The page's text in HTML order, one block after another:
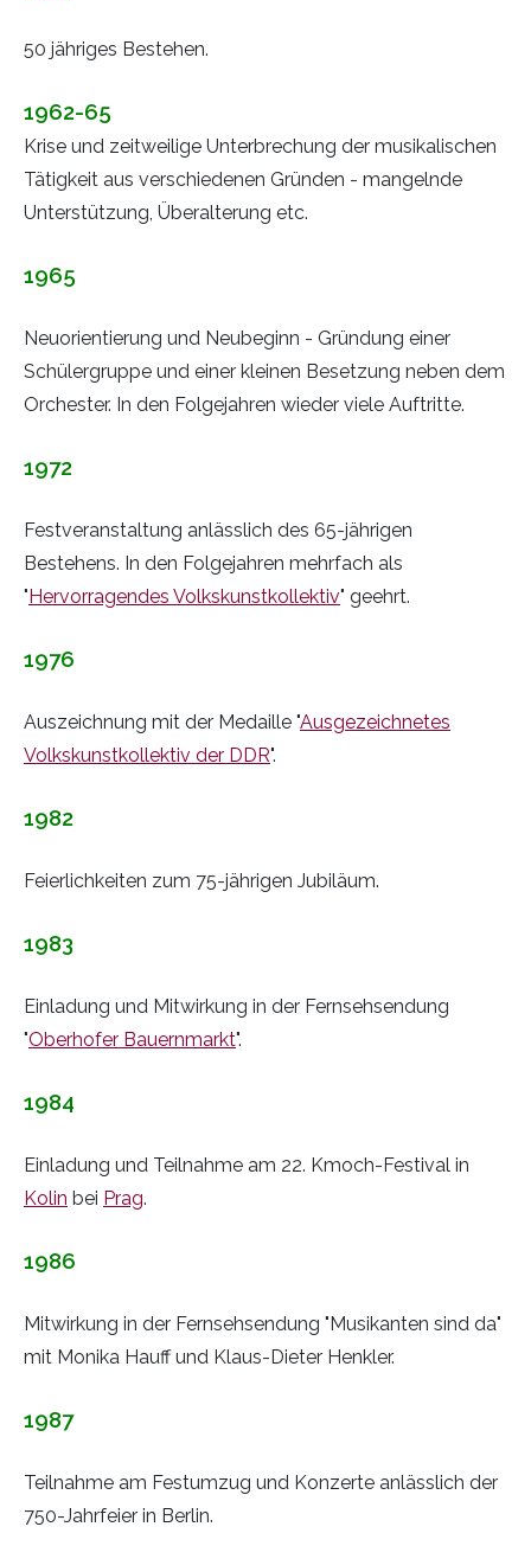
50 jähriges Bestehen.
1962-65
Krise und zeitweilige Unterbrechung der musikalischen
Tätigkeit aus verschiedenen Gründen - mangelnde
Unterstützung, Überalterung etc.
1965
Neuorientierung und Neubeginn - Gründung einer
Schülergruppe und einer kleinen Besetzung neben dem
Orchester. In den Folgejahren wieder viele Auftritte.
1972
Festveranstaltung anlässlich des 65-jährigen
Bestehens. In den Folgejahren mehrfach als
"Hervorragendes Volkskunstkollektiv" geehrt.
1976
Auszeichnung mit der Medaille "Ausgezeichnetes
Volkskunstkollektiv der DDR".
1982
Feierlichkeiten zum 75-jährigen Jubiläum.
1983
Einladung und Mitwirkung in der Fernsehsendung
"Oberhofer Bauernmarkt".
1984
Einladung und Teilnahme am 22. Kmoch-Festival in
Kolin bei Prag.
1986
Mitwirkung in der Fernsehsendung "Musikanten sind da"
mit Monika Hauff und Klaus-Dieter Henkler.
1987
Teilnahme am Festumzug und Konzerte anlässlich der
750-Jahrfeier in Berlin.